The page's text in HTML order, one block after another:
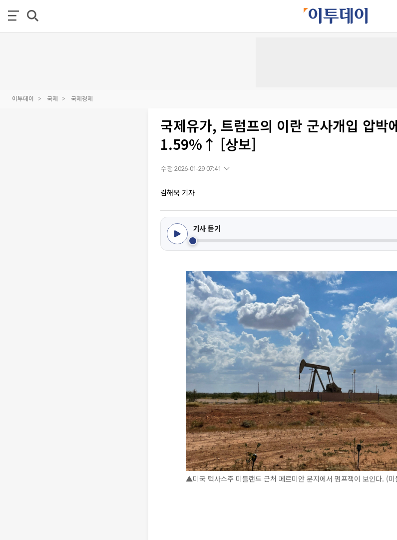
이투데이 국제 국제경제
국제유가, 트럼프의 이란 군사개입 압
1.59%↑ [상보]
수정 2026-01-29 07:41
김해욱 기자
기사 듣기
▲미국 텍사스주 미들랜드 근처 페르미안 분지에서 펌프잭이 보인다. (